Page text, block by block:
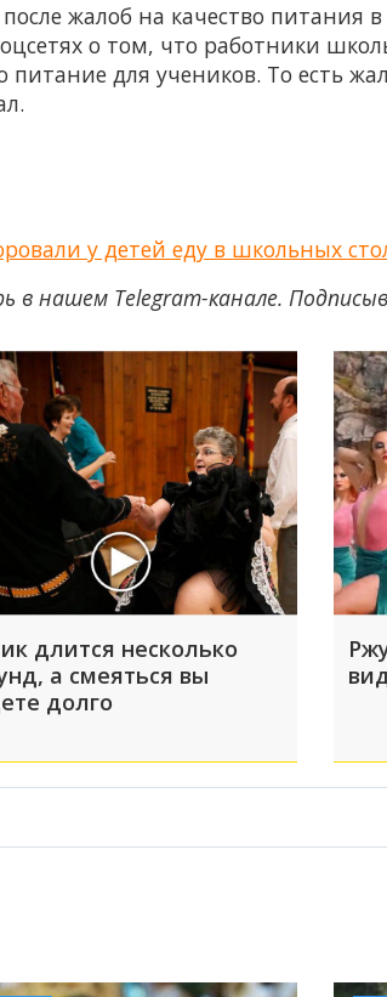
жалоб на качество
о том, что работники
для учеников. То есть
у детей еду в школьных
в нашем Telegram-канале.
длится несколько
а смеяться вы
долго